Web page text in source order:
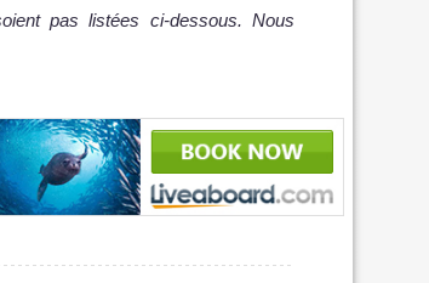
pas listées ci-dessous. Nous